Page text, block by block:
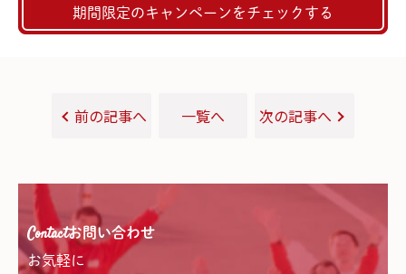
期間限定のキャンペーンをチェックする
前の記事へ 一覧へ 次の記事へ
Contactお問い合わせ
お気軽に